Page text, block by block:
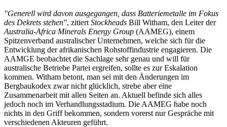
"Generell wird davon ausgegangen, dass Batteriemetalle im Fokus
des Dekrets stehen", zitiert Stockheads Bill Witham, den Leiter der
Australia-Africa Minerals Energy Group (AAMEG), einem
Spitzenverband australischer Unternehmen, welche sich für die
Entwicklung der afrikanischen Rohstoffindustrie engagieren. Die
AAMGE beobachtet die Sachlage sehr genau und will für
australische Betriebe Partei ergreifen, sollte es zur Eskalation
kommen. Witham betont, man sei mit den Änderungen im
Bergbaukodex zwar nicht glücklich, strebe aber eine
Zusammenarbeit mit allen Seiten an. Aktuell befinde sich alles
jedoch noch im Verhandlungsstadium. Die AAMEG habe noch
nichts in den Griff bekommen, sondern vorerst nur Gespräche mit
verschiedenen Akteuren geführt.